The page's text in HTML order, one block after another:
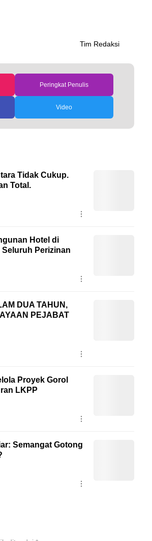
Tim Redaksi
Peringkat Penulis
Video
Tidak Cukup.
Total.
Hotel di
Perizinan
DUA TAHUN,
PEJABAT
Proyek Gorol
LKPP
Semangat Gotong